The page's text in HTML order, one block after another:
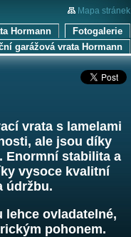
Mapa stránek
Fotogalerie
Hormann
garážová vrata Hormann
vrata s lamelami
ale jsou díky
Enormní stabilita a
vysoce kvalitní
údržbu.
ovladatelné,
pohonem.